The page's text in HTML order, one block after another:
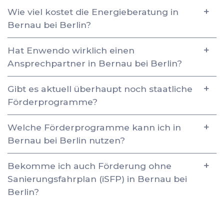
Wie viel kostet die Energieberatung in
Bernau bei Berlin?
Hat Enwendo wirklich einen
Ansprechpartner in Bernau bei Berlin?
Gibt es aktuell überhaupt noch staatliche
Förderprogramme?
Welche Förderprogramme kann ich in
Bernau bei Berlin nutzen?
Bekomme ich auch Förderung ohne
Sanierungsfahrplan (iSFP) in Bernau bei
Berlin?